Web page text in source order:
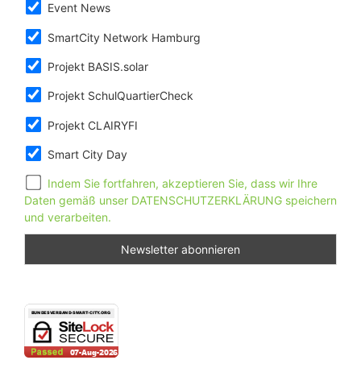
Event News
SmartCity Network Hamburg
Projekt BASIS.solar
Projekt SchulQuartierCheck
Projekt CLAIRYFI
Smart City Day
Indem Sie fortfahren, akzeptieren Sie, dass wir Ihre
Daten gemäß unser DATENSCHUTZERKLÄRUNG speichern
und verarbeiten.